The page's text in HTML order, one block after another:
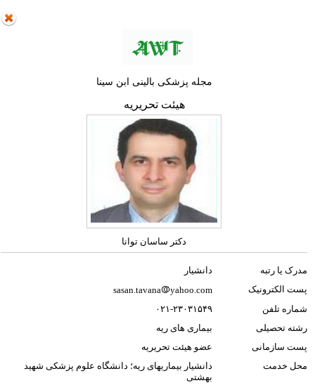
مجله پزشکی بالینی ابن سینا
هیئت تحریریه
دکتر ساسان توانا
مدرک یا رتبه
دانشیار
پست الکترونیک
sasan.tavana
yahoo.com
شماره تلفن
۰۲۱-۲۳۰۳۱۵۴۹
رشته تحصیلی
بیماری های ریه
پست سازمانی
عضو هیئت تحریریه
محل خدمت
دانشیار بیماریهای ریه؛ دانشگاه علوم پزشکی شهید
بهشتی